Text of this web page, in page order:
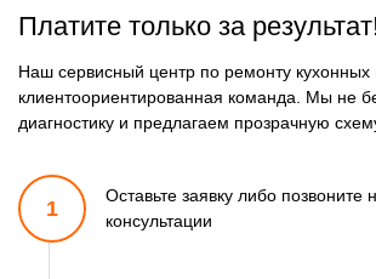
Платите только за
Наш сервисный центр по ремонту кухонных
клиентоориентированная команда. Мы не
диагностику и предлагаем прозрачную
1
Оставьте заявку либо позвоните
консультации